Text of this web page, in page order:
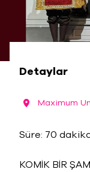
Detaylar
Maximum
Süre: 70
KOMİK BİR